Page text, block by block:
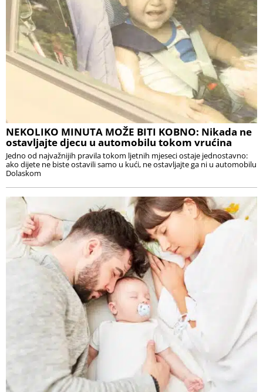
NEKOLIKO MINUTA MOŽE BITI KOBNO: Nikada ne
ostavljajte djecu u automobilu tokom vrućina
Jedno od najvažnijih pravila tokom ljetnih mjeseci ostaje jednostavno:
ako dijete ne biste ostavili samo u kući, ne ostavljajte ga ni u automobilu
Dolaskom